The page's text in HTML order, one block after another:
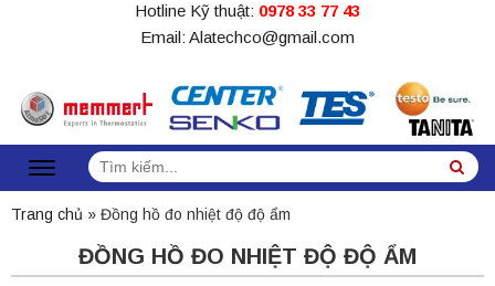
Hotline Kỹ thuật: 0978 33 77 43
Email: Alatechco@gmail.com
Tìm
kiếm:
Trang chủ » Đồng hồ đo nhiệt độ độ ẩm
ĐỒNG HỒ ĐO NHIỆT ĐỘ ĐỘ ẨM